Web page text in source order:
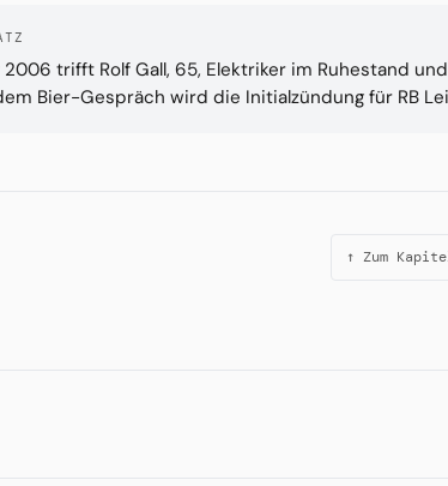
2006 trifft Rolf Gall, 65, Elektriker im Ruhestand
Bier-Gespräch wird die Initialzündung für RB
↑ Zum